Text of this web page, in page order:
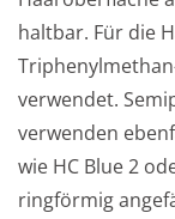
haltbar. Für die
verwendet.
verwenden
wie HC Blue 2
ringförmig